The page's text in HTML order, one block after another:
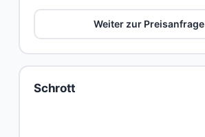
Weiter zur Preisanfrage
Schrott